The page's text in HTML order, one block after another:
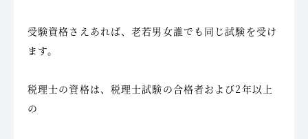
受験資格さえあれば、老若男女誰でも同じ試験を受け
ます。
税理士の資格は、税理士試験の合格者および2年以上
の